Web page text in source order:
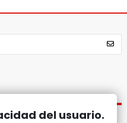
del usuario.